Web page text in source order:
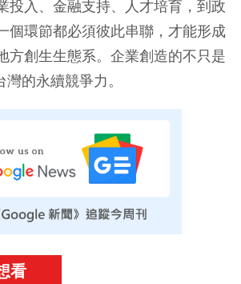
投入、金融支持、人才培育，到政
個環節都必須彼此串聯，才能形成
方創生生態系。企業創造的不只是
的永續競爭力。